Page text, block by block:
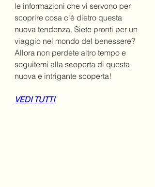
le informazioni che vi servono per
scoprire cosa c'è dietro questa
nuova tendenza. Siete pronti per un
viaggio nel mondo del benessere?
Allora non perdete altro tempo e
seguitemi alla scoperta di questa
nuova e intrigante scoperta!
VEDI TUTTI